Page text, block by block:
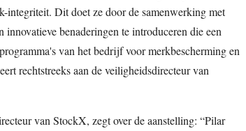
integriteit. Dit doet ze door de samenwerking met
innovatieve benaderingen te introduceren die een
van het bedrijf voor merkbescherming en
rechtstreeks aan de veiligheidsdirecteur van
van StockX, zegt over de aanstelling: “Pilar